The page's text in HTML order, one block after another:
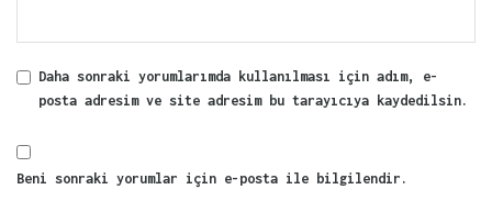
Daha sonraki yorumlarımda kullanılması için adım, e-
posta adresim ve site adresim bu tarayıcıya kaydedilsin.
Beni sonraki yorumlar için e-posta ile bilgilendir.